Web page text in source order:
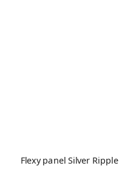
Flexy panel Silver Ripple